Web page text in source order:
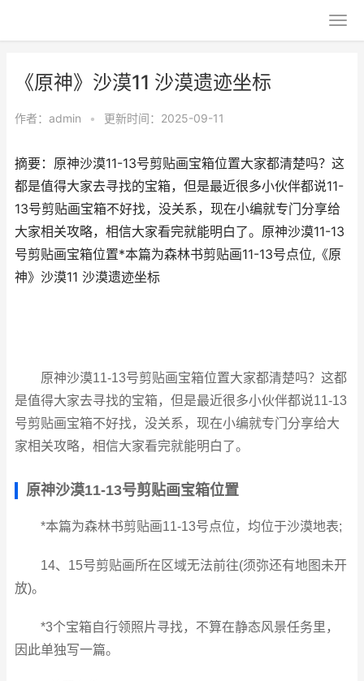
《原神》沙漠11 沙漠遗迹坐标
作者： admin • 更新时间：2025-09-11
摘要：原神沙漠11-13号剪贴画宝箱位置大家都清楚吗？这
都是值得大家去寻找的宝箱，但是最近很多小伙伴都说11-
13号剪贴画宝箱不好找，没关系，现在小编就专门分享给
大家相关攻略，相信大家看完就能明白了。原神沙漠11-13
号剪贴画宝箱位置*本篇为森林书剪贴画11-13号点位,《原
神》沙漠11 沙漠遗迹坐标
原神沙漠11-13号剪贴画宝箱位置大家都清楚吗？这都
是值得大家去寻找的宝箱，但是最近很多小伙伴都说11-13
号剪贴画宝箱不好找，没关系，现在小编就专门分享给大
家相关攻略，相信大家看完就能明白了。
原神沙漠11-13号剪贴画宝箱位置
*本篇为森林书剪贴画11-13号点位，均位于沙漠地表;
14、15号剪贴画所在区域无法前往(须弥还有地图未开
放)。
*3个宝箱自行领照片寻找，不算在静态风景任务里，
因此单独写一篇。